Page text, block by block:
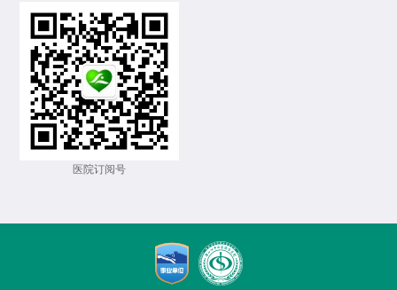
医院订阅号